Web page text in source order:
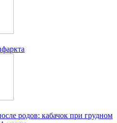
родов: кабачок при грудном